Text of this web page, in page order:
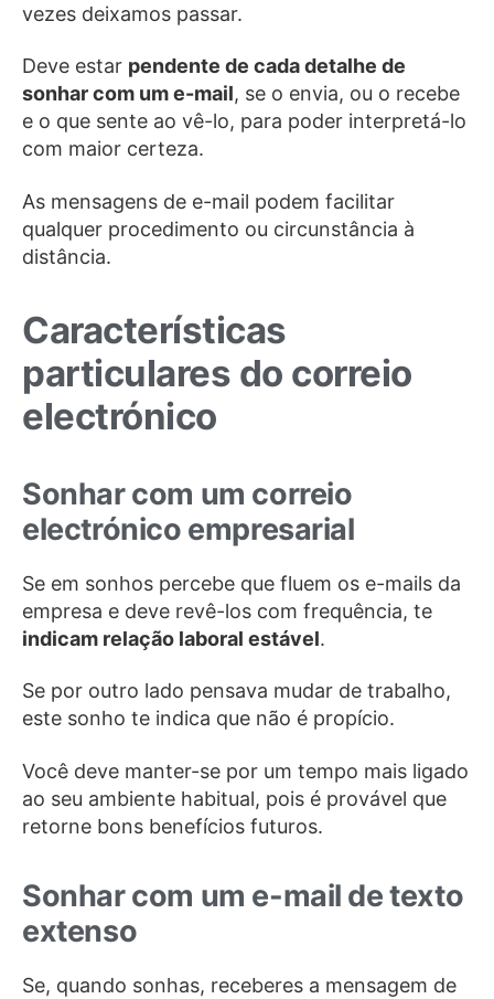
vezes deixamos passar.
Deve estar pendente de cada detalhe de
sonhar com um e-mail, se o envia, ou o recebe
e o que sente ao vê-lo, para poder interpretá-lo
com maior certeza.
As mensagens de e-mail podem facilitar
qualquer procedimento ou circunstância à
distância.
Características
particulares do correio
electrónico
Sonhar com um correio
electrónico empresarial
Se em sonhos percebe que fluem os e-mails da
empresa e deve revê-los com frequência, te
indicam relação laboral estável.
Se por outro lado pensava mudar de trabalho,
este sonho te indica que não é propício.
Você deve manter-se por um tempo mais ligado
ao seu ambiente habitual, pois é provável que
retorne bons benefícios futuros.
Sonhar com um e-mail de texto
extenso
Se, quando sonhas, receberes a mensagem de